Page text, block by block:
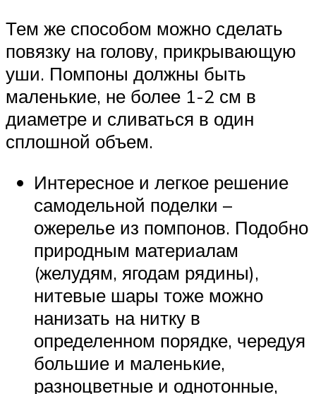
Тем же способом можно сделать
повязку на голову, прикрывающую
уши. Помпоны должны быть
маленькие, не более 1-2 см в
диаметре и сливаться в один
сплошной объем.
Интересное и легкое решение
самодельной поделки –
ожерелье из помпонов. Подобно
природным материалам
(желудям, ягодам рядины),
нитевые шары тоже можно
нанизать на нитку в
определенном порядке, чередуя
большие и маленькие,
разноцветные и однотонные,